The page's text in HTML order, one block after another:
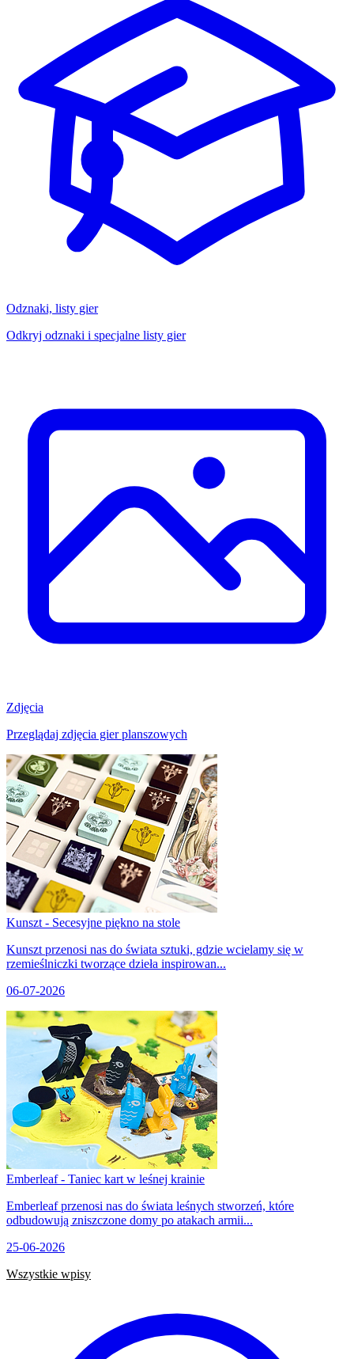
Odznaki, listy gier
Odkryj odznaki i specjalne listy gier
Zdjęcia
Przeglądaj zdjęcia gier planszowych
Kunszt - Secesyjne piękno na stole
Kunszt przenosi nas do świata sztuki, gdzie wcielamy się w
rzemieślniczki tworzące dzieła inspirowan...
06-07-2026
Emberleaf - Taniec kart w leśnej krainie
Emberleaf przenosi nas do świata leśnych stworzeń, które
odbudowują zniszczone domy po atakach armii...
25-06-2026
Wszystkie wpisy